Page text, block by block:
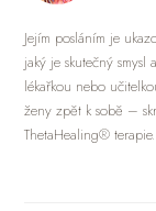
Jejím posláním je
jaký je skutečný
lékařkou nebo
ženy zpět k sobě –
ThetaHealing® terapie.